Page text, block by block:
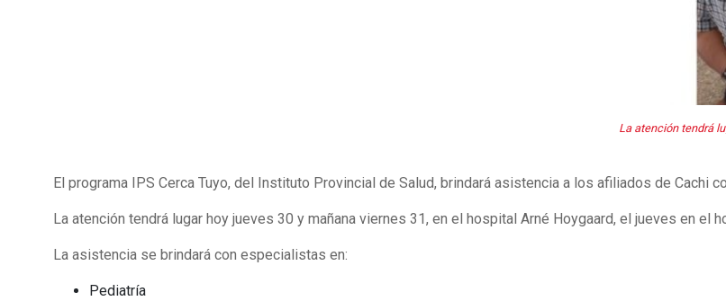
La atención tendrá
El programa IPS Cerca Tuyo, del Instituto Provincial de Salud, brindará asistencia a los afiliados de
La atención tendrá lugar hoy jueves 30 y mañana viernes 31, en el hospital Arné Hoygaard, el jueves en el
La asistencia se brindará con especialistas en:
Pediatría